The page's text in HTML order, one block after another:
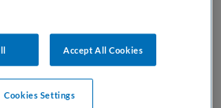
Accept All Cookies
Cookies Settings